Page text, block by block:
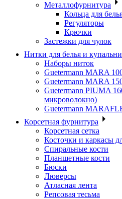
Металлофурнитура
Кольца для
Регуляторы
Крючки
Застежки для чулок
Нитки для белья и
Наборы ниток
Guetermann MARA
Guetermann MARA
Guetermann PIUMA
микроволокно)
Guetermann
Корсетная фурнитура
Корсетная сетка
Косточки и каркасы
Спиральные кости
Планшетные кости
Бюски
Люверсы
Атласная лента
Репсовая тесьма